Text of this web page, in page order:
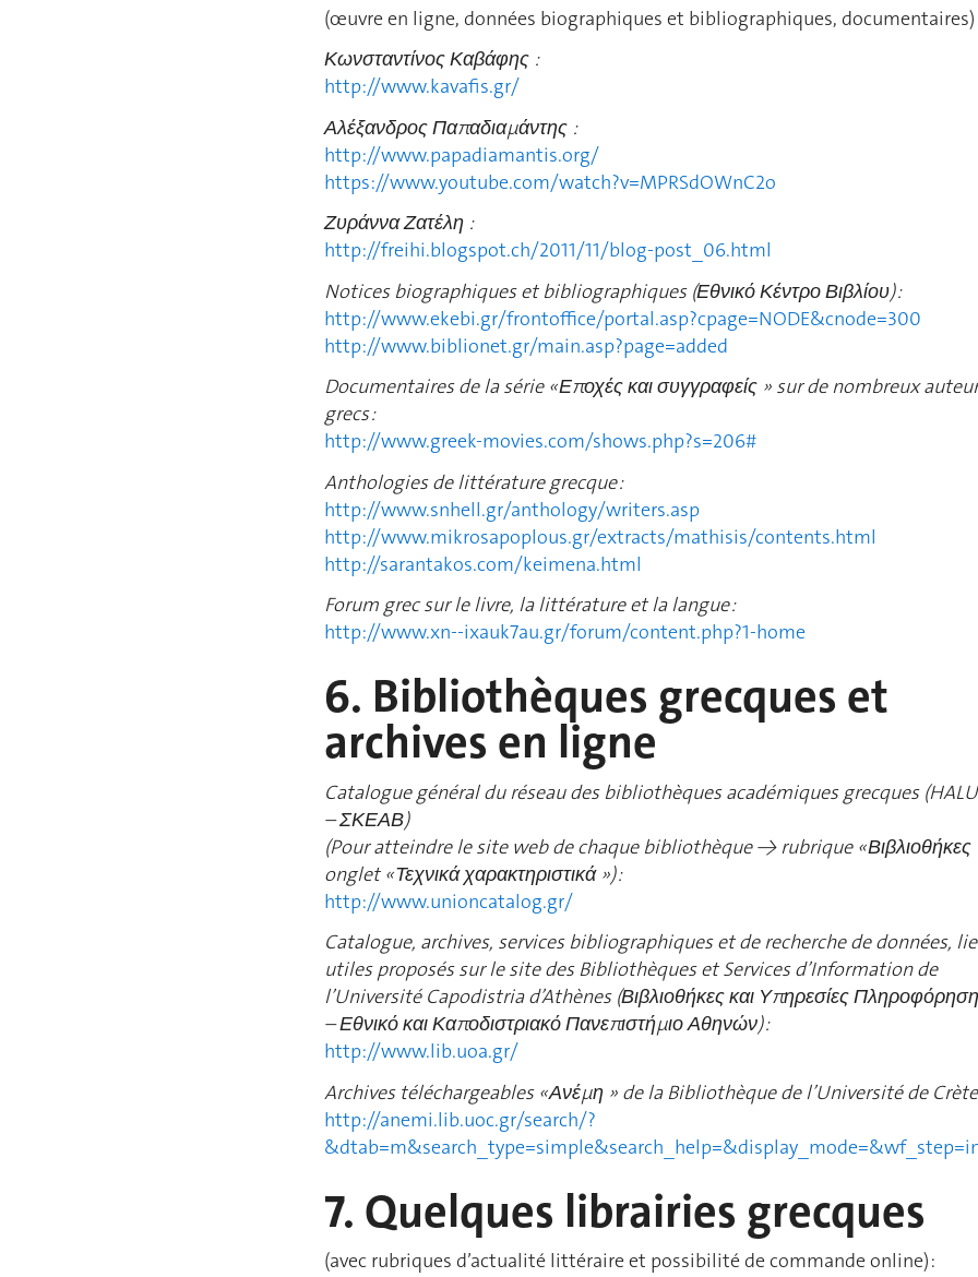
(œuvre en ligne, données biographiques et bibliographiques, documentaires)
Κωνσταντίνος Καβάφης :
http://www.kavafis.gr/
Αλέξανδρος Παπαδιαμάντης :
http://www.papadiamantis.org/
https://www.youtube.com/watch?v=MPRSdOWnC2o
Ζυράννα Ζατέλη :
http://freihi.blogspot.ch/2011/11/blog-post_06.html
Notices biographiques et bibliographiques (Εθνικό Κέντρο Βιβλίου) :
http://www.ekebi.gr/frontoffice/portal.asp?cpage=NODE&cnode=300
http://www.biblionet.gr/main.asp?page=added
Documentaires de la série «Εποχές και συγγραφείς » sur de nombreux
grecs :
http://www.greek-movies.com/shows.php?s=206#
Anthologies de littérature grecque :
http://www.snhell.gr/anthology/writers.asp
http://www.mikrosapoplous.gr/extracts/mathisis/contents.html
http://sarantakos.com/keimena.html
Forum grec sur le livre, la littérature et la langue :
http://www.xn--ixauk7au.gr/forum/content.php?1-home
6. Bibliothèques grecques et
archives en ligne
Catalogue général du réseau des bibliothèques académiques grecques
–ΣΚΕΑΒ)
(Pour atteindre le site web de chaque bibliothèque → rubrique «Βιβλιοθήκες
onglet « Τεχνικά χαρακτηριστικά ») :
http://www.unioncatalog.gr/
Catalogue, archives, services bibliographiques et de recherche de données,
utiles proposés sur le site des Bibliothèques et Services d’Information de
l’Université Capodistria d’Athènes (Βιβλιοθήκες και Υπηρεσίες
– Εθνικό και Καποδιστριακό Πανεπιστήμιο Αθηνών) :
http://www.lib.uoa.gr/
Archives téléchargeables «Ανέμη » de la Bibliothèque de l’Université de Crète
http://anemi.lib.uoc.gr/search/?
7. Quelques librairies grecques
(avec rubriques d’actualité littéraire et possibilité de commande online) :